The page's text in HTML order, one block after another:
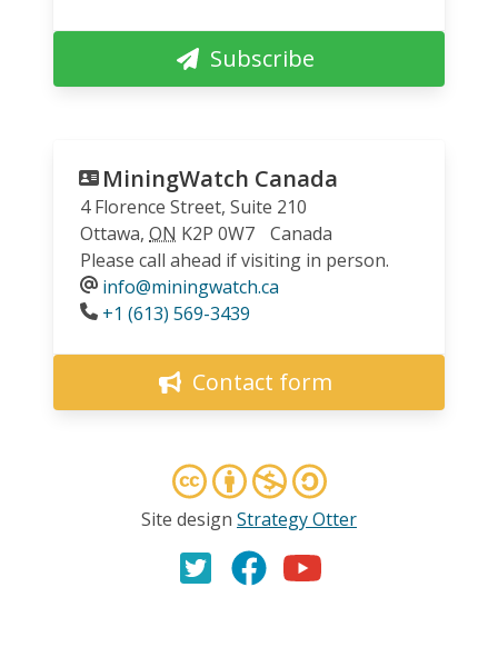
Subscribe
MiningWatch Canada
4 Florence Street, Suite 210
Ottawa, ON K2P 0W7
Canada
Please call ahead if visiting in person.
info@miningwatch.ca
Phone
+1 (613) 569-3439
Contact form
Site design Strategy Otter